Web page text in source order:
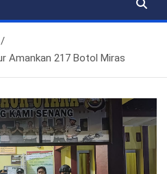
Amankan 217 Botol Miras